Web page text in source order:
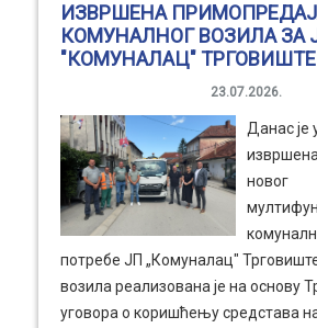
ИЗВРШЕНА
КОМУНАЛНОГ ВОЗИЛА ЗА
"КОМУНАЛАЦ" ТРГОВИШТЕ
23.07.2026.
Данас је
новог
потребе ЈП „Комуналац"
возила реализована је на основу
уговора о коришћењу средстава